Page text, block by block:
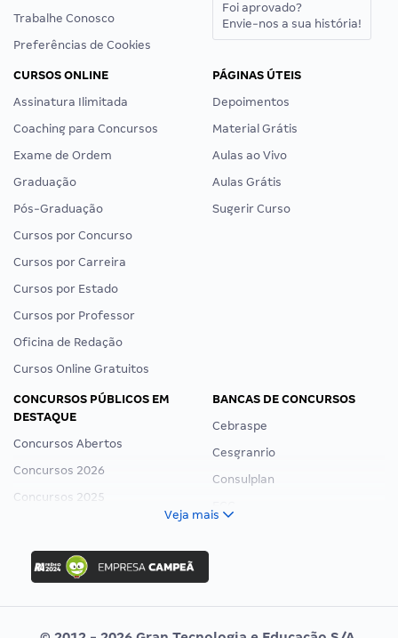
Trabalhe Conosco
Preferências de Cookies
Foi aprovado?
Envie-nos a sua história!
CURSOS ONLINE
Assinatura Ilimitada
Coaching para Concursos
Exame de Ordem
Graduação
Pós-Graduação
Cursos por Concurso
Cursos por Carreira
Cursos por Estado
Cursos por Professor
Oficina de Redação
Cursos Online Gratuitos
PÁGINAS ÚTEIS
Depoimentos
Material Grátis
Aulas ao Vivo
Aulas Grátis
Sugerir Curso
CONCURSOS PÚBLICOS EM
DESTAQUE
Concursos Abertos
Concursos 2026
Concursos 2025
Concurso Ibama
Concurso MPU
Editais publicados
BANCAS DE CONCURSOS
Cebraspe
Cesgranrio
Consulplan
Veja mais